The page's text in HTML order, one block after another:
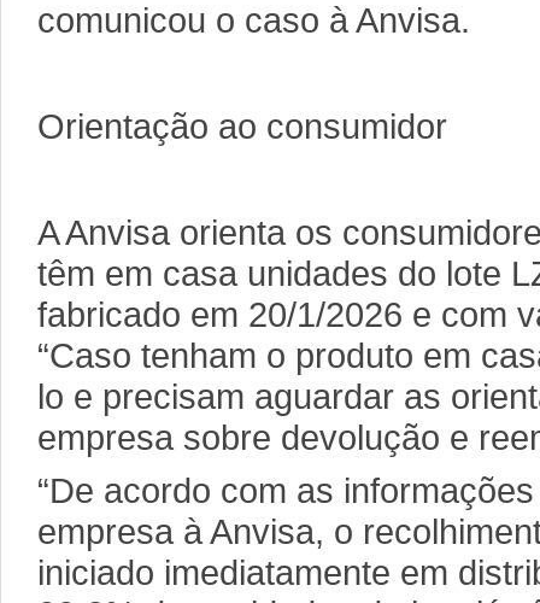
comunicou o caso à Anvisa.
Orientação ao consumidor
A Anvisa orienta os
têm em casa unidades do lote
fabricado em 20/1/2026 e com
“Caso tenham o produto em
lo e precisam aguardar as
empresa sobre devolução e
“De acordo com as
empresa à Anvisa, o
iniciado imediatamente em